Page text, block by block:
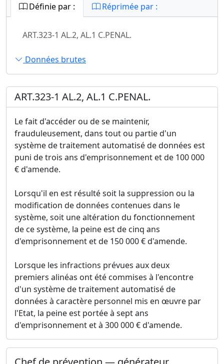
Définie par : Réprimée par :
ART.323-1 AL.2, AL.1 C.PENAL.
Données brutes
ART.323-1 AL.2, AL.1 C.PENAL.
Le fait d'accéder ou de se maintenir,
frauduleusement, dans tout ou partie d'un
système de traitement automatisé de données est
puni de trois ans d'emprisonnement et de 100 000
€ d'amende.
Lorsqu'il en est résulté soit la suppression ou la
modification de données contenues dans le
système, soit une altération du fonctionnement
de ce système, la peine est de cinq ans
d'emprisonnement et de 150 000 € d'amende.
Lorsque les infractions prévues aux deux
premiers alinéas ont été commises à l'encontre
d'un système de traitement automatisé de
données à caractère personnel mis en œuvre par
l'Etat, la peine est portée à sept ans
d'emprisonnement et à 300 000 € d'amende.